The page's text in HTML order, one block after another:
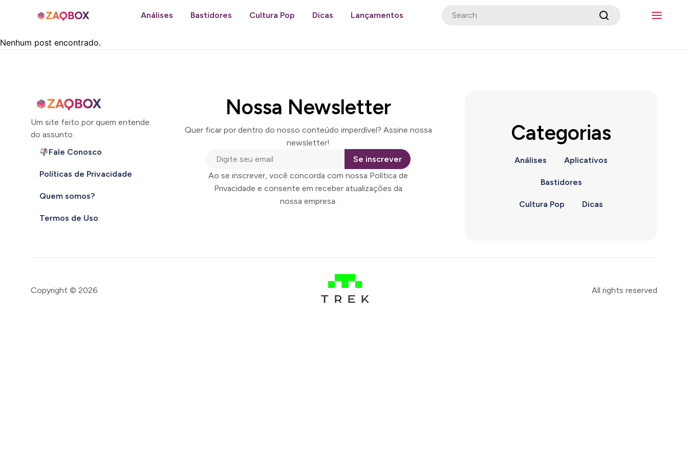
Análises Bastidores Cultura Pop Dicas Lançamentos
Nenhum post encontrado.
Um site feito por quem entende
do assunto.
Fale Conosco
Políticas de Privacidade
Quem somos?
Termos de Uso
Nossa Newsletter
Quer ficar por dentro do nosso conteúdo imperdível? Assine nossa
newsletter!
Se inscrever
Ao se inscrever, você concorda com nossa Política de
Privacidade e consente em receber atualizações da
nossa empresa.
Categorias
Análises Aplicativos
Bastidores
Cultura Pop Dicas
Copyright © 2026 All rights reserved